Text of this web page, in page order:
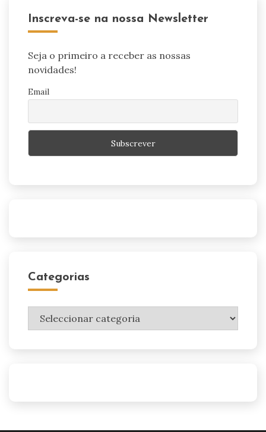
Inscreva-se na nossa Newsletter
Seja o primeiro a receber as nossas
novidades!
Email
Categorias
Categorias